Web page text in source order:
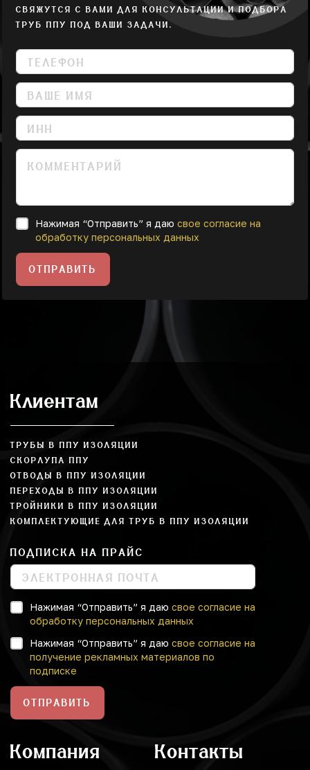
СВЯЖУТСЯ С ВАМИ ДЛЯ КОНСУЛЬТАЦИИ И ПОДБОРА
ТРУБ ППУ ПОД ВАШИ ЗАДАЧИ.
Нажимая “Отправить” я даю свое согласие на
обработку персональных данных
ОТПРАВИТЬ
Клиентам
ТРУБЫ В ППУ ИЗОЛЯЦИИ
СКОРЛУПА ППУ
ОТВОДЫ В ППУ ИЗОЛЯЦИИ
ПЕРЕХОДЫ В ППУ ИЗОЛЯЦИИ
ТРОЙНИКИ В ППУ ИЗОЛЯЦИИ
КОМПЛЕКТУЮЩИЕ ДЛЯ ТРУБ В ППУ ИЗОЛЯЦИИ
ПОДПИСКА НА ПРАЙС
Нажимая “Отправить” я даю свое согласие на
обработку персональных данных
Нажимая “Отправить” я даю свое согласие на
получение рекламных материалов по
подписке
ОТПРАВИТЬ
Компания Контакты